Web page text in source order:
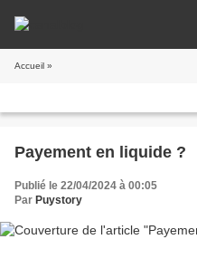
Accueil »
Payement en liquide ?
Publié le 22/04/2024 à 00:05
Par Puystory